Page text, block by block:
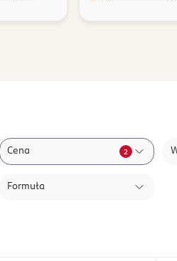
Cena 2
Formuła